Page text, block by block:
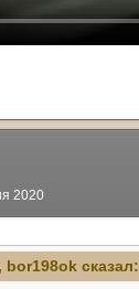
2020
bor198ok сказал: